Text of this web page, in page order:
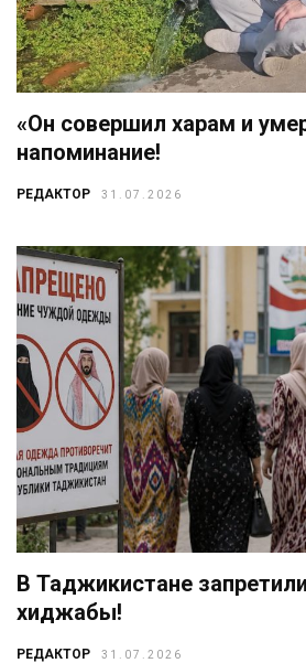
«Он совершил харам и
напоминание!
РЕДАКТОР 31.07.2026
В Таджикистане
хиджабы!
РЕДАКТОР 31.07.2026